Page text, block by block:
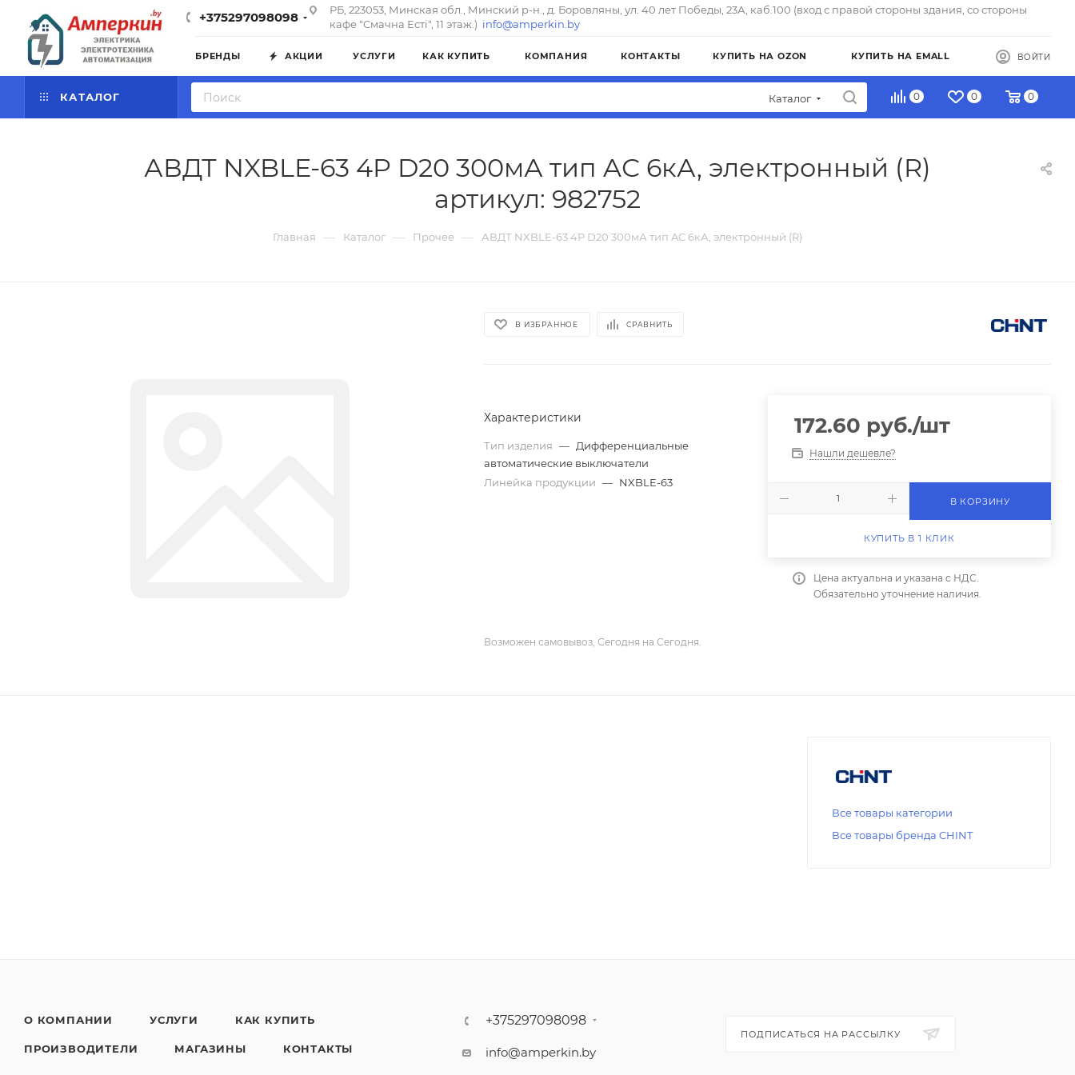
+375297098098
РБ, 223053, Минская обл., Минский р-н., д. Боровляны, ул. 40 лет Победы, 23А, каб.100 (вход с правой стороны здания, со стороны
кафе "Смачна Естi", 11 этаж.) info@amperkin.by
БРЕНДЫ АКЦИИ УСЛУГИ КАК КУПИТЬ КОМПАНИЯ КОНТАКТЫ КУПИТЬ НА OZON КУПИТЬ НА EMALL ВОЙТИ
КАТАЛОГ Каталог 0 0 0
АВДТ NXBLE-63 4P D20 300мА тип AС 6кА, электронный (R)
артикул: 982752
Главная — Каталог — Прочее — АВДТ NXBLE-63 4P D20 300мА тип AС 6кА, электронный (R)
В ИЗБРАННОЕ СРАВНИТЬ
Характеристики
Тип изделия — Дифференциальные
автоматические выключатели
Линейка продукции — NXBLE-63
172.60 руб./шт
Нашли дешевле?
В КОРЗИНУ
КУПИТЬ В 1 КЛИК
Цена актуальна и указана с НДС.
Обязательно уточнение наличия.
Возможен самовывоз, Сегодня на Сегодня.
Все товары категории
Все товары бренда CHINT
О КОМПАНИИ УСЛУГИ КАК КУПИТЬ
ПРОИЗВОДИТЕЛИ МАГАЗИНЫ КОНТАКТЫ
+375297098098
info@amperkin.by
ПОДПИСАТЬСЯ НА РАССЫЛКУ